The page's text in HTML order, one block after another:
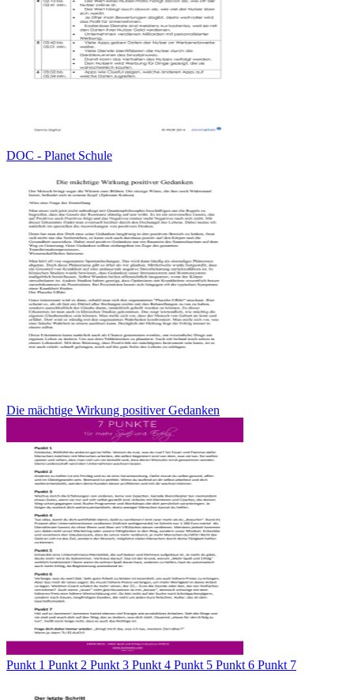
DOC - Planet Schule
Die mächtige Wirkung positiver Gedanken
Punkt 1 Punkt 2 Punkt 3 Punkt 4 Punkt 5 Punkt 6 Punkt 7